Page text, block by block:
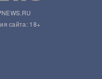
сайта: 18+